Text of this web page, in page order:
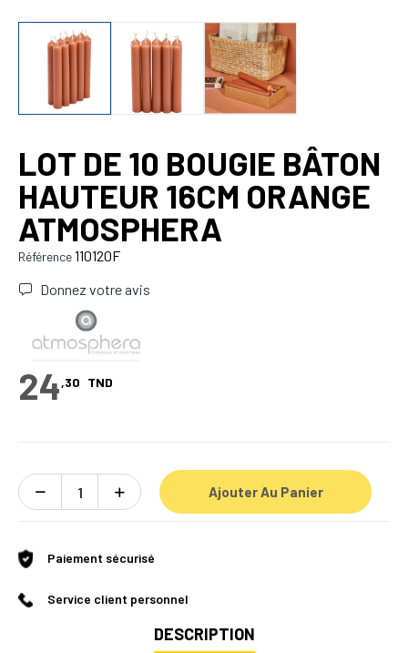
LOT DE 10 BOUGIE BÂTON
HAUTEUR 16CM ORANGE
ATMOSPHERA
Référence110120F
Donnez votre avis
24,30 TND
Ajouter Au Panier
Paiement sécurisé
Service client personnel
DESCRIPTION